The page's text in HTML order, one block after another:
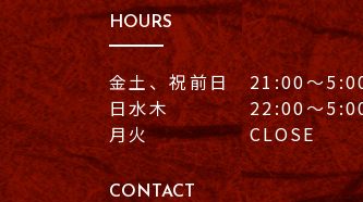
HOURS
金土、祝前日 21:00〜
日水木 22:00〜
月火 CLOSE
CONTACT